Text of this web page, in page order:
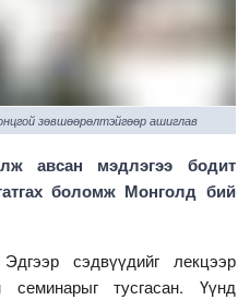
зөвшөөрөлтэйгөөр ашиглав
авсан мэдлэгээ бодит
боломж Монголд бий
сэдвүүдийг лекцээр
тусгасан. Үүнд